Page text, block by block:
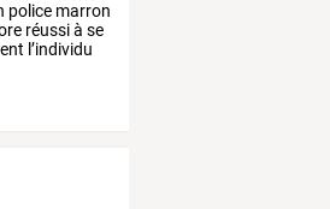
police marron
réussià se
l’individu